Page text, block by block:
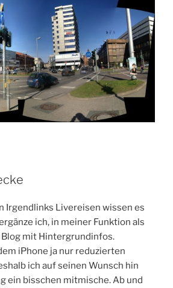
Irgendlinks Livereisen wissen es
ich, in meiner Funktion als
Blog mit Hintergrundinfos.
iPhone ja nur reduzierten
ich auf seinen Wunsch hin
ein bisschen mitmische. Ab und